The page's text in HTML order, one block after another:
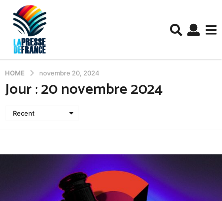
HOME novembre 20, 2024
Jour :20 novembre 2024
Recent